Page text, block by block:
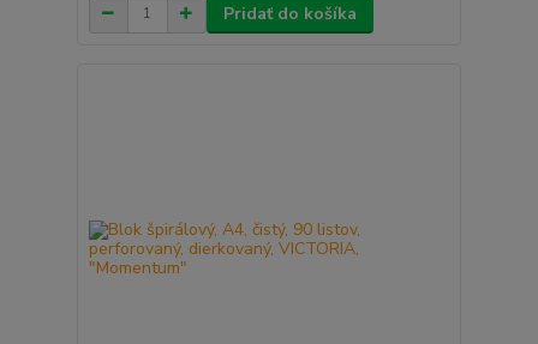
Pridať do košíka